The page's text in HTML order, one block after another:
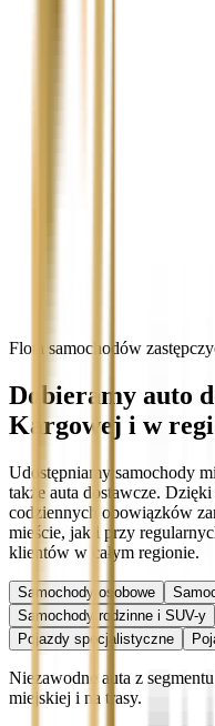
Flota samochodów
Dobieramy auto
Kargowej i w
Udostępniamy samochody
także auta dostawcze.
codziennych obowiązków
mieście, jak i przy
klientów w całym regionie.
Samochody osobowe
Samochody rodzinne i SUV-y
Pojazdy specjalistyczne
Niezawodne auta z
miejskiej i na trasy.